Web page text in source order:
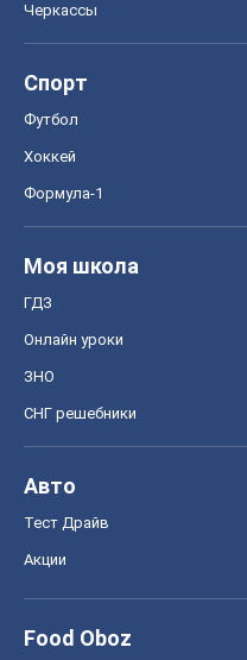
Черкассы
Спорт
Футбол
Хоккей
Формула-1
Моя школа
ГДЗ
Онлайн уроки
ЗНО
СНГ решебники
Авто
Тест Драйв
Акции
Food Oboz